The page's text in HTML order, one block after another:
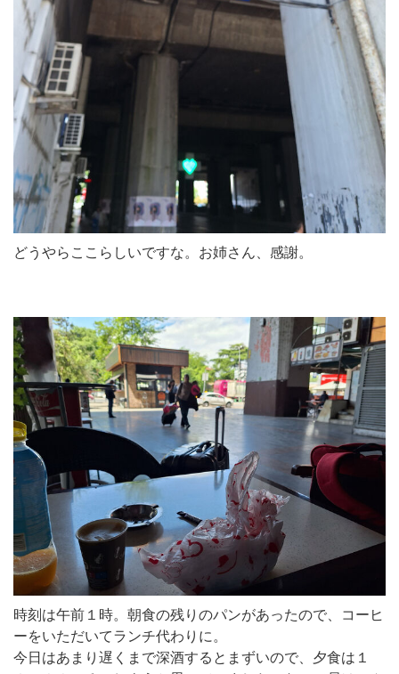
どうやらここらしいですな。お姉さん、感謝。
時刻は午前１時。朝食の残りのパンがあったので、コーヒ
ーをいただいてランチ代わりに。
今日はあまり遅くまで深酒するとまずいので、夕食は１